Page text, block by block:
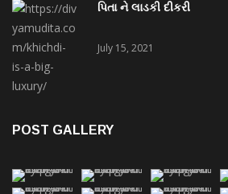
પિતા ને લાડકી દીકરી
July 15, 2021
POST GALLERY